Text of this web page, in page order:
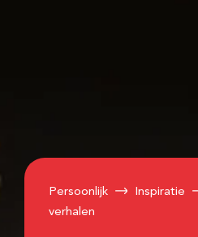
Persoonlijk Inspiratie
verhalen